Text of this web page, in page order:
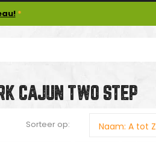
*
CAJUN TWO STEP
Sorteer op: Naam: A tot Z